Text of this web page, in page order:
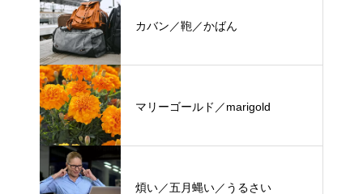
カバン／鞄／かばん
マリーゴールド／marigold
煩い／五月蝿い／うるさい